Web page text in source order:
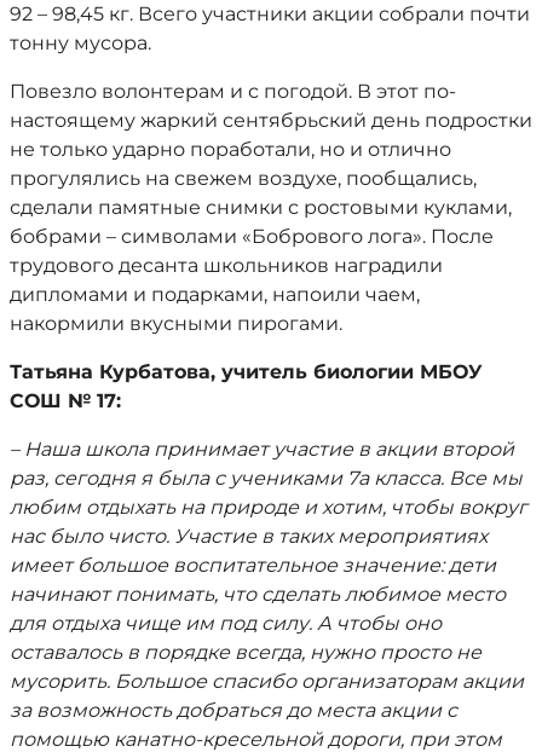
92 – 98,45 кг. Всего участники акции собрали почти
тонну мусора.
Повезло волонтерам и с погодой. В этот по-
настоящему жаркий сентябрьский день подростки
не только ударно поработали, но и отлично
прогулялись на свежем воздухе, пообщались,
сделали памятные снимки с ростовыми куклами,
бобрами – символами «Бобрового лога». После
трудового десанта школьников наградили
дипломами и подарками, напоили чаем,
накормили вкусными пирогами.
Татьяна Курбатова, учитель биологии МБОУ
СОШ № 17:
– Наша школа принимает участие в акции второй
раз, сегодня я была с учениками 7а класса. Все мы
любим отдыхать на природе и хотим, чтобы вокруг
нас было чисто. Участие в таких мероприятиях
имеет большое воспитательное значение: дети
начинают понимать, что сделать любимое место
для отдыха чище им под силу. А чтобы оно
оставалось в порядке всегда, нужно просто не
мусорить. Большое спасибо организаторам акции
за возможность добраться до места акции с
помощью канатно-кресельной дороги, при этом